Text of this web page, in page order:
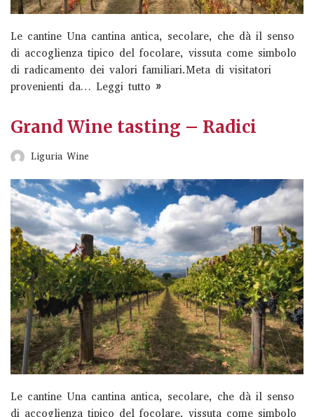
Le cantine Una cantina antica, secolare, che dà il senso
di accoglienza tipico del focolare, vissuta come simbolo
di radicamento dei valori familiari.Meta di visitatori
provenienti da… Leggi tutto »
Grand Wine tasting – Radici
Liguria Wine
Le cantine Una cantina antica, secolare, che dà il senso
di accoglienza tipico del focolare, vissuta come simbolo
Chianti Classico e Crete Senesi, nel cuore della Toscana,
»
Chianti Classico e Crete Senesi, nel cuore della Toscana,
Fèlsina sorge in una terra ricca di fascino…Read More
»
Classic tour + light lunch Felsina
Degustazioni e visite guidate a Fèlsina Posizionata tra
Chianti Classico e Crete Senesi, nel cuore della Toscana,
Classic tour + stuzzichini Felsina
Wine Hiking